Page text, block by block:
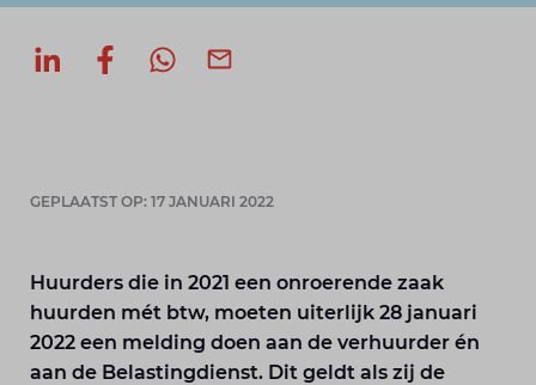
Deel op LinkedIn
Deel op Facebook
GEPLAATST OP: 17 JANUARI 2022
Huurders die in 2021 een onroerende zaak
huurden mét btw, moeten uiterlijk 28 januari
2022 een melding doen aan de verhuurder én
aan de Belastingdienst. Dit geldt als zij de